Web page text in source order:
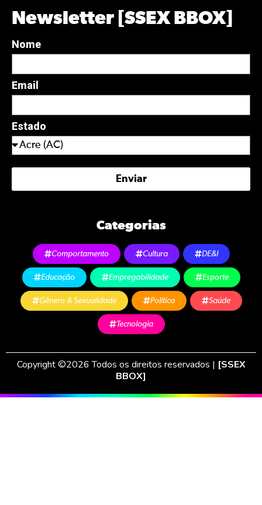
Newsletter [SSEX BBOX]
Nome
Email
Estado
Enviar
Categorias
Comportamento Cultura DE&I
Educação Empregabilidade Esporte
Gênero & Sexualidade Política Saúde
Tecnologia
Copyright ©2026 Todos os direitos reservados | [SSEX
BBOX]